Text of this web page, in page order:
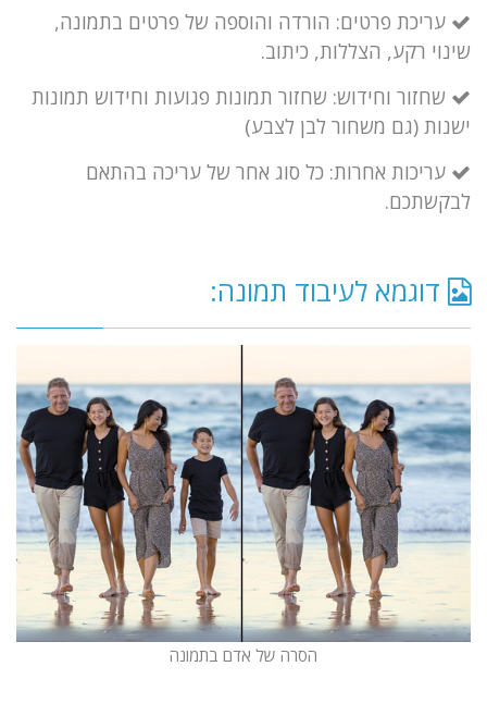
עריכת פרטים: הורדה והוספה של פרטים בתמונה,
שינוי רקע, הצללות, כיתוב.
שחזור וחידוש: שחזור תמונות פגועות וחידוש תמונות
ישנות (גם משחור לבן לצבע)
עריכות אחרות: כל סוג אחר של עריכה בהתאם
לבקשתכם.
דוגמא לעיבוד תמונה:
הסרה של אדם בתמונה